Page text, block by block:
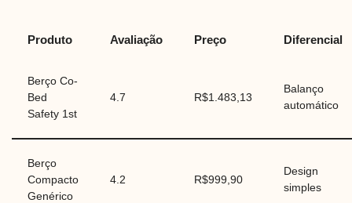
Produto Avaliação Preço Diferencial
Berço Co-
Bed
Safety 1st
4.7 R$1.483,13
Balanço
automático
Berço
Compacto
Genérico
4.2 R$999,90
Design
simples